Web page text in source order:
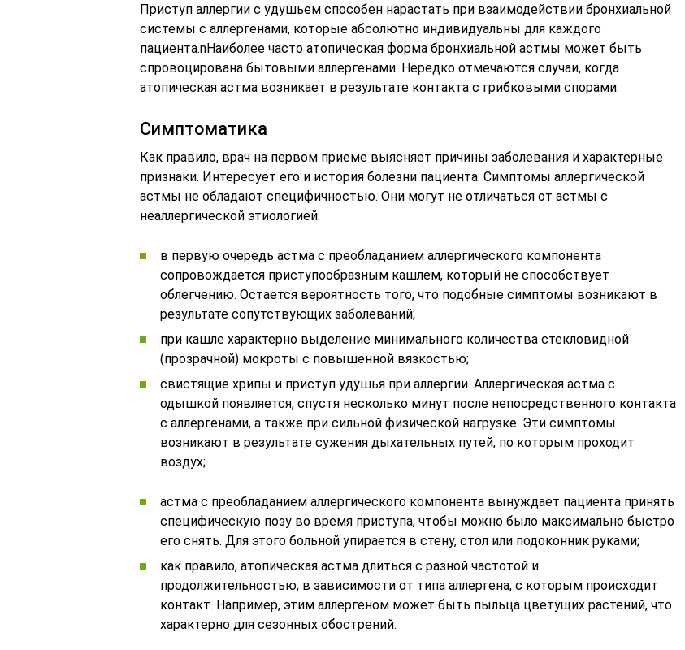
Приступ аллергии с удушьем способен нарастать при взаимодействии бронхиальной
системы с аллергенами, которые абсолютно индивидуальны для каждого
пациента.nНаиболее часто атопическая форма бронхиальной астмы может быть
спровоцирована бытовыми аллергенами. Нередко отмечаются случаи, когда
атопическая астма возникает в результате контакта с грибковыми спорами.
Симптоматика
Как правило, врач на первом приеме выясняет причины заболевания и характерные
признаки. Интересует его и история болезни пациента. Симптомы аллергической
астмы не обладают специфичностью. Они могут не отличаться от астмы с
неаллергической этиологией.
в первую очередь астма с преобладанием аллергического компонента
сопровождается приступообразным кашлем, который не способствует
облегчению. Остается вероятность того, что подобные симптомы возникают в
результате сопутствующих заболеваний;
при кашле характерно выделение минимального количества стекловидной
(прозрачной) мокроты с повышенной вязкостью;
свистящие хрипы и приступ удушья при аллергии. Аллергическая астма с
одышкой появляется, спустя несколько минут после непосредственного контакта
с аллергенами, а также при сильной физической нагрузке. Эти симптомы
возникают в результате сужения дыхательных путей, по которым проходит
воздух;
астма с преобладанием аллергического компонента вынуждает пациента принять
специфическую позу во время приступа, чтобы можно было максимально быстро
его снять. Для этого больной упирается в стену, стол или подоконник руками;
как правило, атопическая астма длиться с разной частотой и
продолжительностью, в зависимости от типа аллергена, с которым происходит
контакт. Например, этим аллергеном может быть пыльца цветущих растений, что
характерно для сезонных обострений.